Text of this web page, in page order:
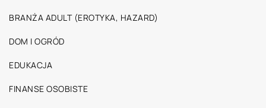
BRANŻA ADULT (EROTYKA, HAZARD)
DOM I OGRÓD
EDUKACJA
FINANSE OSOBISTE